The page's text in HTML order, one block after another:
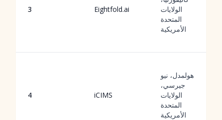
3 Eightfold.ai
الولايات
المتحدة
الأمريكية
4 iCIMS
هولمدل، نيو
جيرسي،
الولايات
المتحدة
الأمريكية